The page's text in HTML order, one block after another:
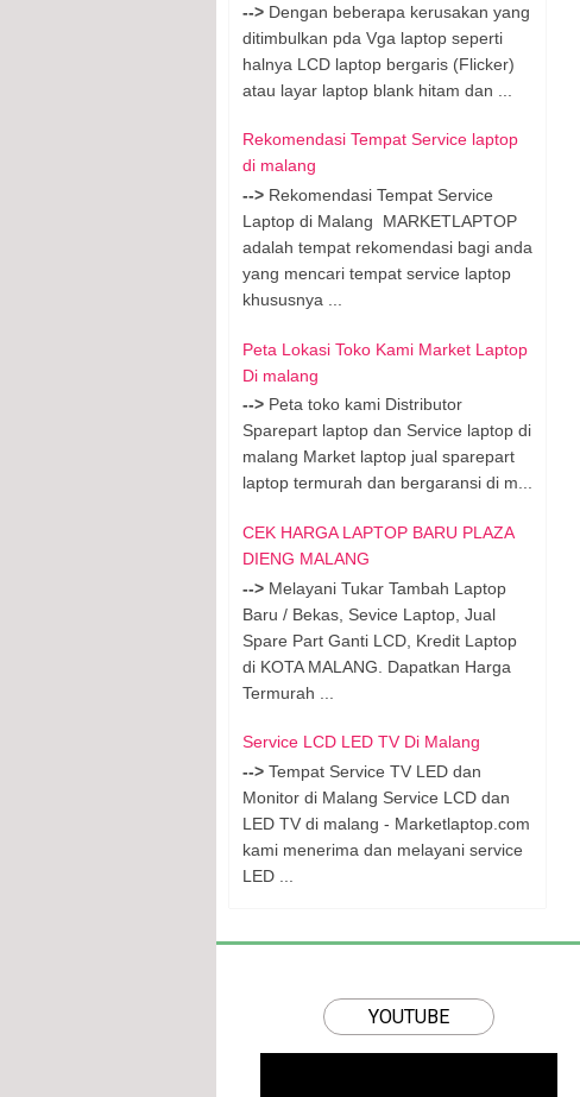
--> Dengan beberapa kerusakan yang
ditimbulkan pda Vga laptop seperti
halnya LCD laptop bergaris (Flicker)
atau layar laptop blank hitam dan ...
Rekomendasi Tempat Service laptop
di malang
--> Rekomendasi Tempat Service
Laptop di Malang MARKETLAPTOP
adalah tempat rekomendasi bagi anda
yang mencari tempat service laptop
khususnya ...
Peta Lokasi Toko Kami Market Laptop
Di malang
--> Peta toko kami Distributor
Sparepart laptop dan Service laptop di
malang Market laptop jual sparepart
laptop termurah dan bergaransi di m...
CEK HARGA LAPTOP BARU PLAZA
DIENG MALANG
--> Melayani Tukar Tambah Laptop
Baru / Bekas, Sevice Laptop, Jual
Spare Part Ganti LCD, Kredit Laptop
di KOTA MALANG. Dapatkan Harga
Termurah ...
Service LCD LED TV Di Malang
--> Tempat Service TV LED dan
Monitor di Malang Service LCD dan
LED TV di malang - Marketlaptop.com
kami menerima dan melayani service
LED ...
YOUTUBE